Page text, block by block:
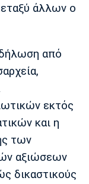
άλλων ο
δήλωση από
εκτός
και η
των
αξιώσεων
δικαστικούς